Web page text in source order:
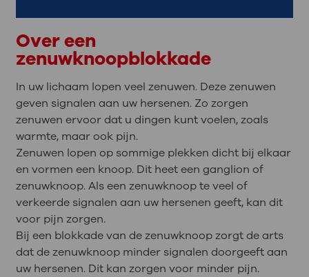
Over een
zenuwknoopblokkade
In uw lichaam lopen veel zenuwen. Deze zenuwen
geven signalen aan uw hersenen. Zo zorgen
zenuwen ervoor dat u dingen kunt voelen, zoals
warmte, maar ook pijn.
Zenuwen lopen op sommige plekken dicht bij elkaar
en vormen een knoop. Dit heet een ganglion of
zenuwknoop. Als een zenuwknoop te veel of
verkeerde signalen aan uw hersenen geeft, kan dit
voor pijn zorgen.
Bij een blokkade van de zenuwknoop zorgt de arts
dat de zenuwknoop minder signalen doorgeeft aan
uw hersenen. Dit kan zorgen voor minder pijn.